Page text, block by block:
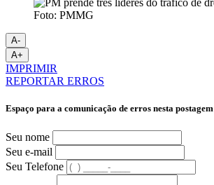
Foto: PMMG
A-
A+
IMPRIMIR
REPORTAR ERROS
Espaço para a comunicação de erros nesta postagem
Seu nome
Seu e-mail
Seu Telefone